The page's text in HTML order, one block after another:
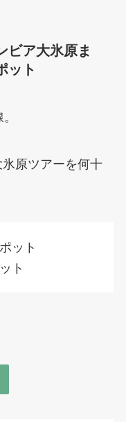
ビア大氷原ま
ット
原ツアーを何十
ット
ト